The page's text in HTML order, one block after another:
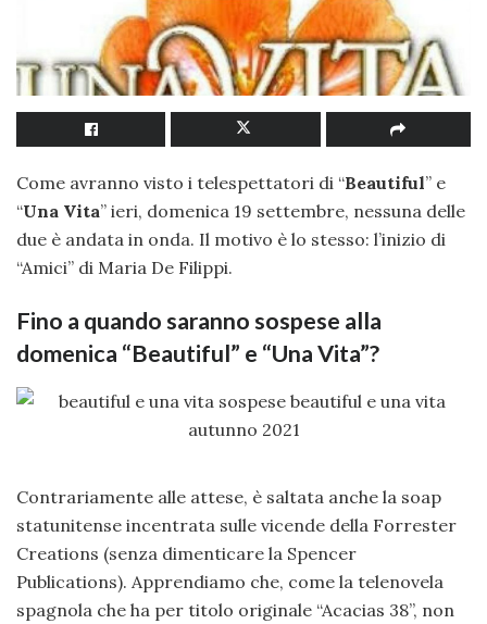
Come avranno visto i telespettatori di “Beautiful” e
“Una Vita” ieri, domenica 19 settembre, nessuna delle
due è andata in onda. Il motivo è lo stesso: l’inizio di
“Amici” di Maria De Filippi.
Fino a quando saranno sospese alla
domenica “Beautiful” e “Una Vita”?
Contrariamente alle attese, è saltata anche la soap
statunitense incentrata sulle vicende della Forrester
Creations (senza dimenticare la Spencer
Publications). Apprendiamo che, come la telenovela
spagnola che ha per titolo originale “Acacias 38”, non